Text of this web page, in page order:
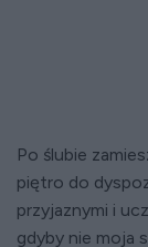
Po ślubie
piętro do
przyjaznymi i
gdyby nie moja